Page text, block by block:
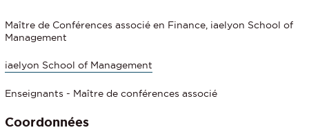
Maître de Conférences associé en Finance, iaelyon School of
Management
iaelyon School of Management
Enseignants - Maître de conférences associé
Coordonnées